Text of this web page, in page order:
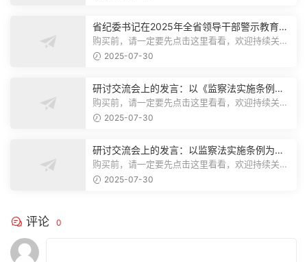
省纪委书记在2025年全省领导干部警示教育会
上的讲话.1
购买前，请一定要先点击这里看看，欢迎持续关
注，精彩模板每天推送预览结束，本文...
2025-07-30
研讨交流会上的发言：以《监察法实施条例》
为纲,推动巡察工作高质量发展
购买前，请一定要先点击这里看看，欢迎持续关
注，精彩模板每天推送预览结束，本文...
2025-07-30
研讨交流会上的发言：以监察法实施条例为纲
推动巡察工作高质量发展
购买前，请一定要先点击这里看看，欢迎持续关
注，精彩模板每天推送预览结束，本文...
2025-07-30
评论 0